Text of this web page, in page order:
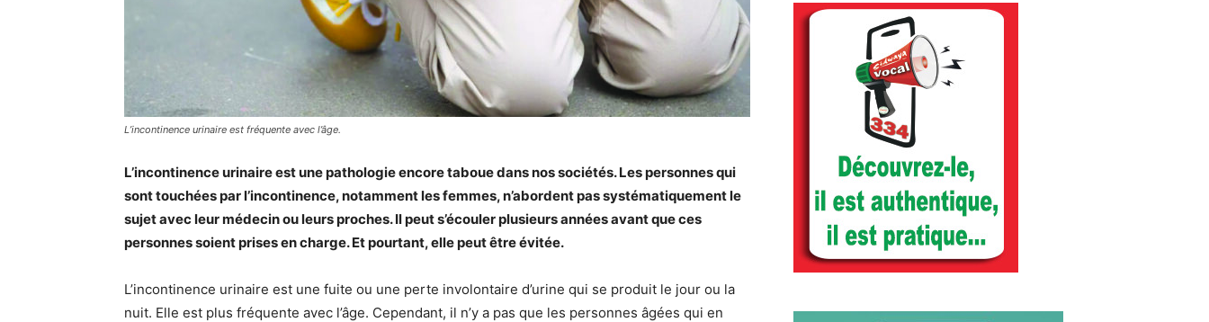
L’incontinence urinaire est fréquente avec l’âge.
L’incontinence urinaire est une pathologie encore taboue dans nos sociétés. Les personnes qui
sont touchées par l’incontinence, notamment les femmes, n’abordent pas systématiquement le
sujet avec leur médecin ou leurs proches. Il peut s’écouler plusieurs années avant que ces
personnes soient prises en charge. Et pourtant, elle peut être évitée.
L’incontinence urinaire est une fuite ou une perte involontaire d’urine qui se produit le jour ou la
nuit. Elle est plus fréquente avec l’âge. Cependant, il n’y a pas que les personnes âgées qui en